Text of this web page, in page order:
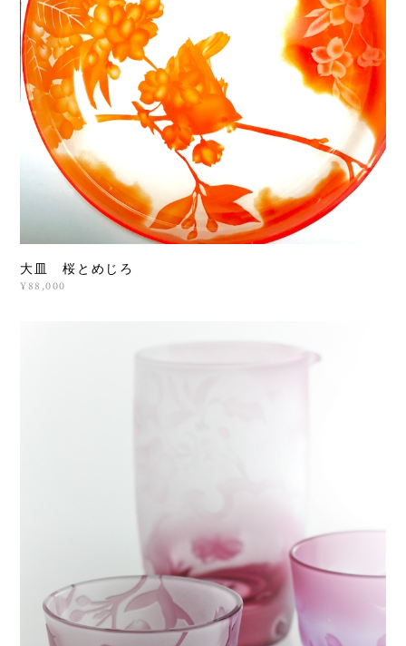
大皿 桜とめじろ
¥88,000